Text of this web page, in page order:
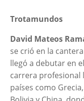
Trotamundos
David Mateos
se crió en la
llegó a debutar en
carrera profesional
países como